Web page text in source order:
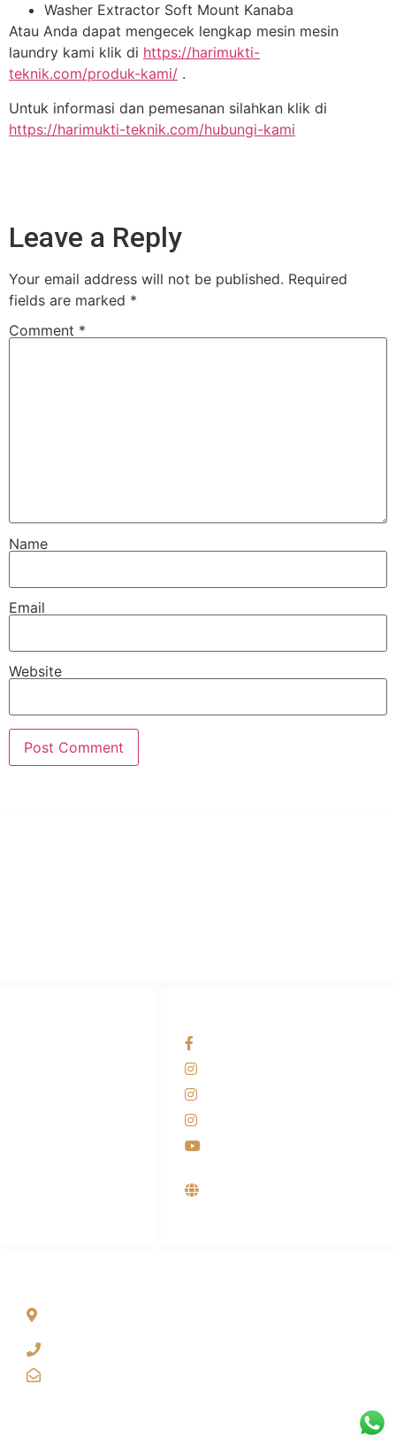
Washer Extractor Soft Mount Kanaba
Atau Anda dapat mengecek lengkap mesin mesin
laundry kami klik di https://harimukti-
teknik.com/produk-kami/ .
Untuk informasi dan pemesanan silahkan klik di
https://harimukti-teknik.com/hubungi-kami
Leave a Reply
Your email address will not be published. Required
fields are marked *
Comment *
Name
Email
Website